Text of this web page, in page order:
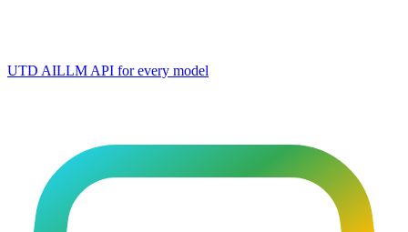
UTD AILLM API for every model